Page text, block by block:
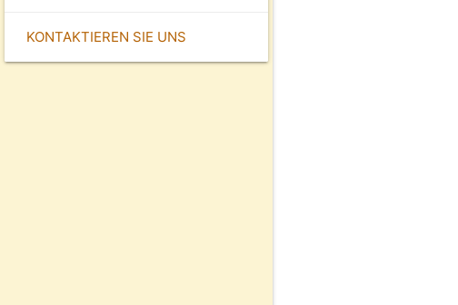
KONTAKTIEREN SIE UNS